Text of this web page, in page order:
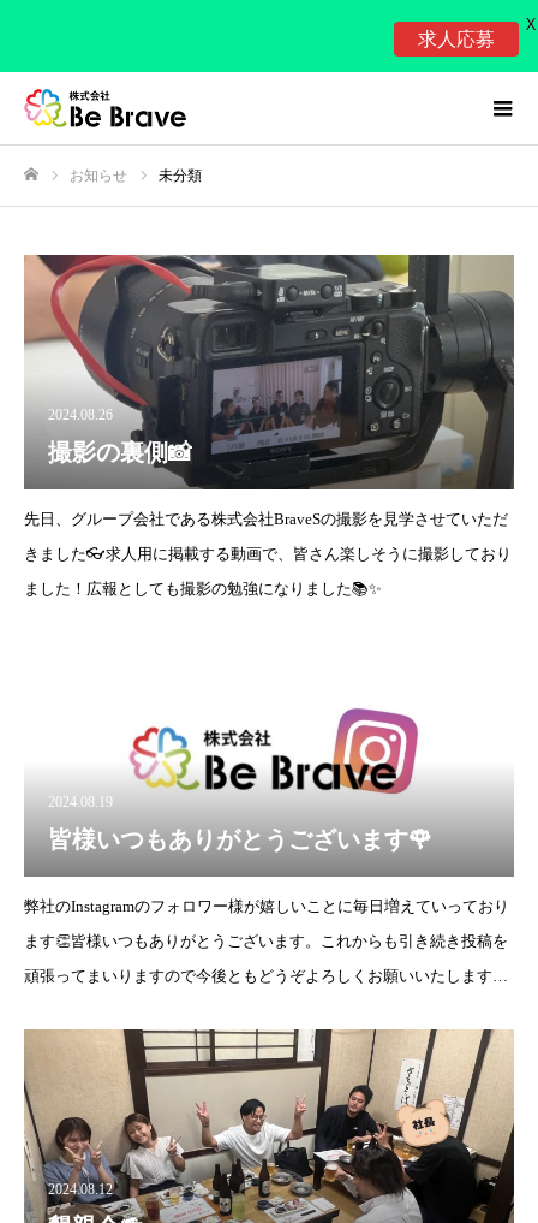
お知らせ 未分類
2024.08.26
撮影の裏側📸
先日、グループ会社である株式会社BraveSの撮影を見学させていただ
きました👓求人用に掲載する動画で、皆さん楽しそうに撮影しており
ました！広報としても撮影の勉強になりました📚✨
2024.08.19
皆様いつもありがとうございます🌹
弊社のInstagramのフォロワー様が嬉しいことに毎日増えていっており
ます👏皆様いつもありがとうございます。これからも引き続き投稿を
頑張ってまいりますので今後ともどうぞよろしくお願いいたします👊
2024.08.12
求人応募
X